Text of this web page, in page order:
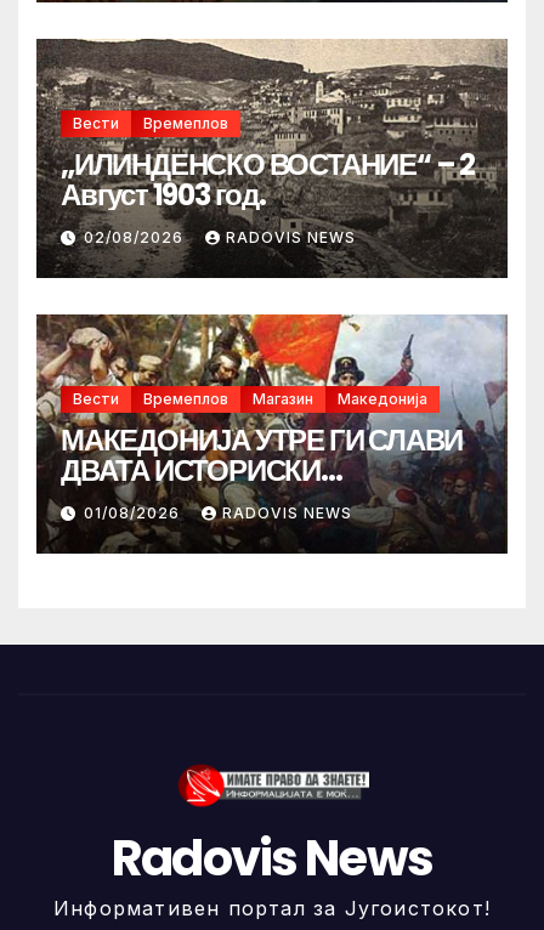
Вести Времеплов
„ИЛИНДЕНСКО ВОСТАНИЕ“ – 2
Август 1903 год.
02/08/2026 RADOVIS NEWS
Вести Времеплов Магазин Македонија
МАКЕДОНИЈА УТРЕ ГИ СЛАВИ
ДВАТА ИСТОРИСКИ
ИЛИНДЕНА!
01/08/2026 RADOVIS NEWS
Radovis News
Информативен портал за Југоистокот!